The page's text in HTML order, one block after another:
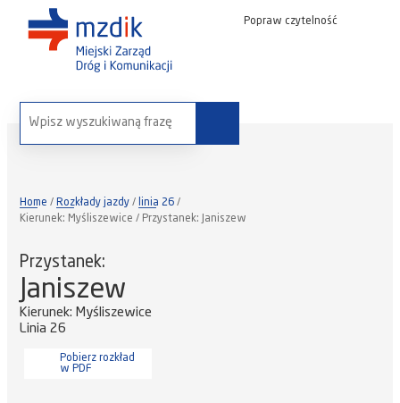
Popraw czytelność
wyszukaj na stronie:
Home Rozkłady jazdy
linia 26
Kierunek: Myśliszewice / Przystanek: Janiszew
Przystanek:
Janiszew
Kierunek: Myśliszewice
Linia 26
Pobierz rozkład
w PDF